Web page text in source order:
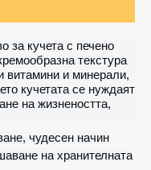
за кучета с печено
текстура
витамини и минерали,
кучетата се нуждаят
на жизнеността,
, чудесен начин
на хранителната